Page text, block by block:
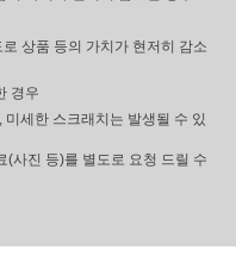
상품 등의 가치가 현저히 감소
경우
세한 스크래치는 발생될 수 있
(사진 등)를 별도로 요청 드릴 수